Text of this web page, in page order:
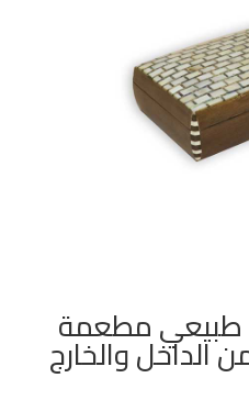
طبيعي مطعمة
الداخل والخارج